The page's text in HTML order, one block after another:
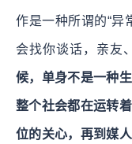
作是一种所谓的“异
会找你谈话，亲友
候，单身不是一种
整个社会都在运转
位的关心，再到媒